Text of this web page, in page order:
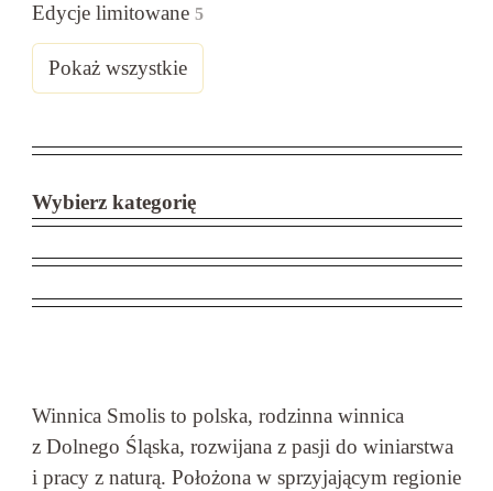
Edycje limitowane 5
Pokaż wszystkie
Wybierz kategorię
Winnica Smolis to polska, rodzinna winnica
z Dolnego Śląska, rozwijana z pasji do winiarstwa
i pracy z naturą. Położona w sprzyjającym regionie